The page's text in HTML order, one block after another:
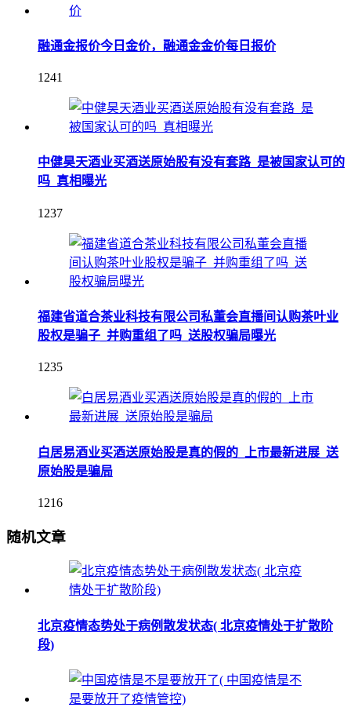
融通金报价今日金价，融通金金价每日报价
1241
中健昊天酒业买酒送原始股有没有套路_是被国家认可的
吗_真相曝光
1237
福建省道合茶业科技有限公司私董会直播间认购茶叶业
股权是骗子_并购重组了吗_送股权骗局曝光
1235
白居易酒业买酒送原始股是真的假的_上市最新进展_送
原始股是骗局
1216
随机文章
北京疫情态势处于病例散发状态( 北京疫情处于扩散阶
段)